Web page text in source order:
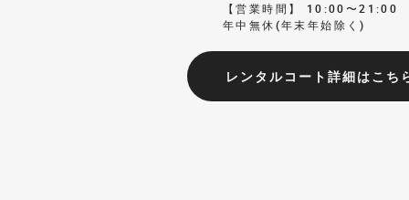
【営業時間】 10:00〜21:00
年中無休(年末年始除く)
レンタルコート詳細はこち